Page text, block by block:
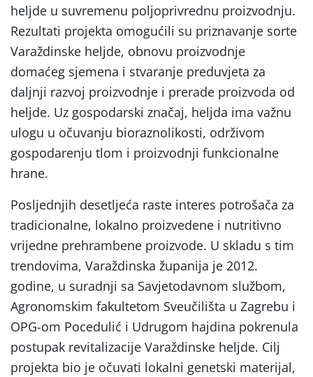
heljde u suvremenu poljoprivrednu proizvodnju.
Rezultati projekta omogućili su priznavanje sorte
Varaždinske heljde, obnovu proizvodnje
domaćeg sjemena i stvaranje preduvjeta za
daljnji razvoj proizvodnje i prerade proizvoda od
heljde. Uz gospodarski značaj, heljda ima važnu
ulogu u očuvanju bioraznolikosti, održivom
gospodarenju tlom i proizvodnji funkcionalne
hrane.
Posljednjih desetljeća raste interes potrošača za
tradicionalne, lokalno proizvedene i nutritivno
vrijedne prehrambene proizvode. U skladu s tim
trendovima, Varaždinska županija je 2012.
godine, u suradnji sa Savjetodavnom službom,
Agronomskim fakultetom Sveučilišta u Zagrebu i
OPG-om Pocedulić i Udrugom hajdina pokrenula
postupak revitalizacije Varaždinske heljde. Cilj
projekta bio je očuvati lokalni genetski materijal,